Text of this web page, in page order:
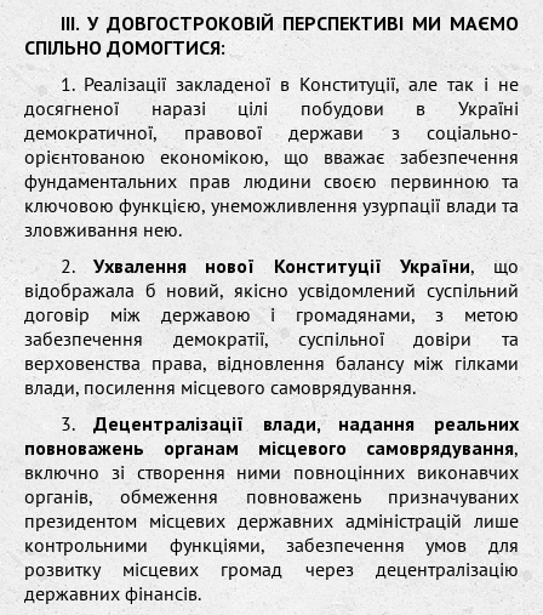
ІІІ. У ДОВГОСТРОКОВІЙ ПЕРСПЕКТИВІ МИ МАЄМО
СПІЛЬНО ДОМОГТИСЯ:
1. Реалізації закладеної в Конституції, але так і не
досягненої наразі цілі побудови в Україні
демократичної, правової держави з соціально-
орієнтованою економікою, що вважає забезпечення
фундаментальних прав людини своєю первинною та
ключовою функцією, унеможливлення узурпації влади та
зловживання нею.
2. Ухвалення нової Конституції України, що
відображала б новий, якісно усвідомлений суспільний
договір між державою і громадянами, з метою
забезпечення демократії, суспільної довіри та
верховенства права, відновлення балансу між гілками
влади, посилення місцевого самоврядування.
3. Децентралізації влади, надання реальних
повноважень органам місцевого самоврядування,
включно зі створення ними повноцінних виконавчих
органів, обмеження повноважень призначуваних
президентом місцевих державних адміністрацій лише
контрольними функціями, забезпечення умов для
розвитку місцевих громад через децентралізацію
державних фінансів.